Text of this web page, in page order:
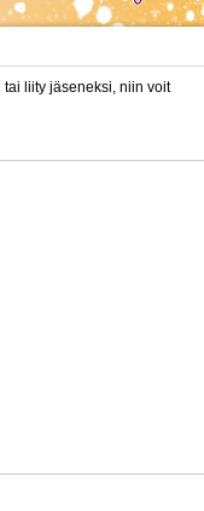
tai liity jäseneksi, niin voit